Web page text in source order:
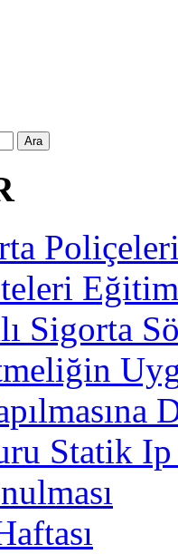
Ara
Sigorta
Statik Ip